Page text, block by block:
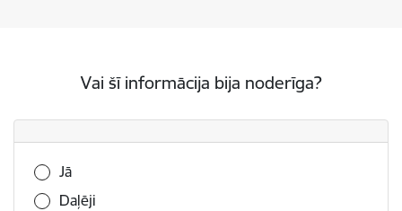
Vai šī informācija bija noderīga?
Vai šī informācija bija noderīga?
Jā
Daļēji